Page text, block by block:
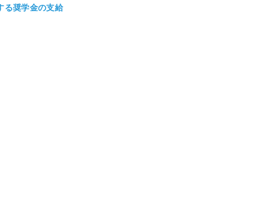
る奨学金の支給